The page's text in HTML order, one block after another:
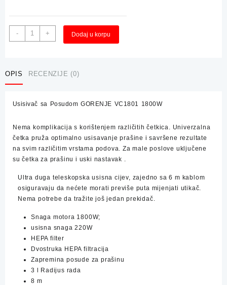
-
Usisivač
sa
VC1801
+ Dodaj u korpu
OPIS RECENZIJE (0)
Usisivač sa Posudom GORENJE VC1801 1800W
Nema komplikacija s korištenjem različitih četkica. Univerzalna
četka pruža optimalno usisavanje prašine i savršene rezultate
na svim različitim vrstama podova. Za male poslove uključene
su četka za prašinu i uski nastavak .
Ultra duga teleskopska usisna cijev, zajedno sa 6 m kablom
osiguravaju da nećete morati previše puta mijenjati utikač.
Nema potrebe da tražite još jedan prekidač.
Snaga motora 1800W;
usisna snaga 220W
HEPA filter
Dvostruka HEPA filtracija
Zapremina posude za prašinu
3 l Radijus rada
8 m